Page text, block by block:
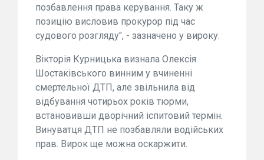
позбавлення права керування. Таку ж
позицію висловив прокурор під час
судового розгляду", - зазначено у вироку.
Вікторія Курницька визнала Олексія
Шостаківського винним у вчиненні
смертельної ДТП, але звільнила від
відбування чотирьох років тюрми,
встановивши дворічний іспитовий термін.
Винуватця ДТП не позбавляли водійських
прав. Вирок ще можна оскаржити.